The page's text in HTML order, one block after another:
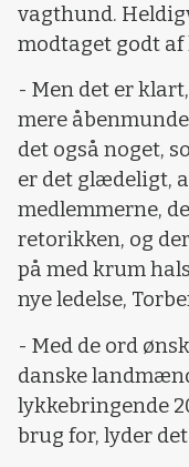
vagthund.
modtaget godt af
- Men det er
mere
det også noget,
er det glædeligt,
medlemmerne,
retorikken, og
på med krum
nye ledelse,
- Med de ord
danske
lykkebringende
brug for, lyder